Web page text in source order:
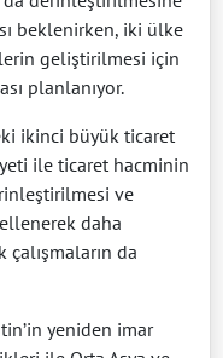
beklenirken, iki ülke
geliştirilmesi için
planlanıyor.
ikinci büyük ticaret
ile ticaret hacminin
ve
daha
da
yeniden imar